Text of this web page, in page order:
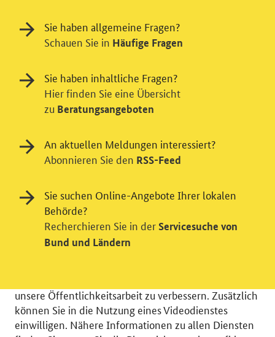
Einwilligung in Tracking und / oder
Videodienst
Wir bitten Sie an dieser Stelle um Ihre Einwilligung für
verschiedene Zusatzdienste unserer Webseite: Wir
unsere Öffentlichkeitsarbeit zu verbessern. Zusätzlich
können Sie in die Nutzung eines Videodienstes
einwilligen. Nähere Informationen zu allen Diensten
Sie haben allgemeine Fragen?
Schauen Sie in Häufige Fragen
Sie haben inhaltliche Fragen?
Hier finden Sie eine Übersicht
zu Beratungsangeboten
An aktuellen Meldungen interessiert?
Abonnieren Sie den RSS-Feed
Sie suchen Online-Angebote Ihrer lokalen
Behörde?
Recherchieren Sie in der Servicesuche von
Bund und Ländern